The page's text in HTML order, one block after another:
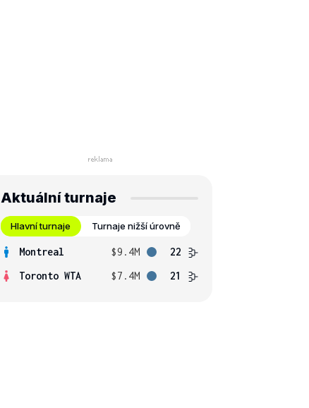
Aktuální turnaje
Hlavní turnaje Turnaje nižší úrovně
Montreal $9.4M
22
Toronto WTA
$7.4M 21